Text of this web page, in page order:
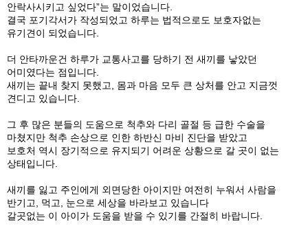
안락사시키고 싶었다”는 말이었습니다.
결국 포기각서가 작성되었고 하루는 법적으로도 보호자없는
유기견이 되었습니다.
더 안타까운건 하루가 교통사고를 당하기 전 새끼를 낳았던
어미였다는 점입니다.
새끼는 끝내 찾지 못했고, 몸과 마음 모두 큰 상처를 안고 지금껏
견디고 있습니다.
그 후 많은 분들의 도움으로 척추와 다리 골절 등 급한 수술을
마쳤지만 척추 손상으로 인한 하반신 마비 진단을 받았고
보호처 역시 장기적으로 유지되기 어려운 상황으로 갈 곳이 없는
상태입니다.
새끼를 잃고 주인에게 외면당한 아이지만 여전히 누워서 사람을
반기고, 먹고, 눈으로 세상을 바라보고 있습니다
갈곳없는 이 아이가 도움을 받을 수 있기를 간절히 바랍니다.